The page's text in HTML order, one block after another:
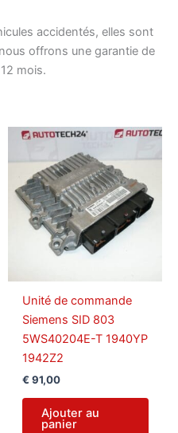
accidentés, elles sont
offrons une garantie de
mois.
Unité de commande
Siemens SID 803
5WS40204E-T 1940YP
1942Z2
€ 91,00
Ajouter au
panier